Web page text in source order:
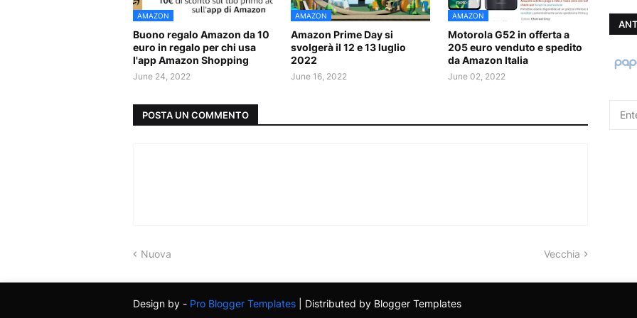
AMAZON
Buono regalo Amazon da 10
euro in regalo per chi usa
l'app Amazon Shopping
June 24, 2022
AMAZON
Amazon Prime Day si
svolgerà il 12 e 13 luglio
2022
June 16, 2022
AMAZON
Motorola G52 in offerta a
205 euro venduto e spedito
da Amazon Italia
June 02, 2022
POSTA UN COMMENTO
Nuova Vecchia
Design by - Pro Blogger Templates | Distributed by Blogger Templates